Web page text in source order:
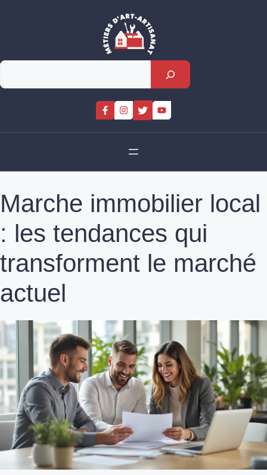
Rechercher
Marche immobilier local
: les tendances qui
transforment le marché
actuel